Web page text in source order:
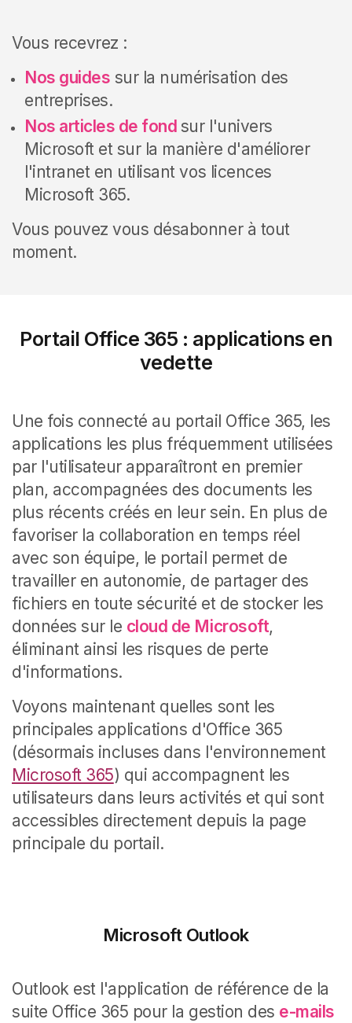
Vous recevrez :
Nos guides sur la numérisation des
entreprises.
Nos articles de fond sur l'univers
Microsoft et sur la manière d'améliorer
l'intranet en utilisant vos licences
Microsoft 365.
Vous pouvez vous désabonner à tout
moment.
Portail Office 365 : applications en
vedette
Une fois connecté au portail Office 365, les
applications les plus fréquemment utilisées
par l'utilisateur apparaîtront en premier
plan, accompagnées des documents les
plus récents créés en leur sein. En plus de
favoriser la collaboration en temps réel
avec son équipe, le portail permet de
travailler en autonomie, de partager des
fichiers en toute sécurité et de stocker les
données sur le cloud de Microsoft,
éliminant ainsi les risques de perte
d'informations.
Voyons maintenant quelles sont les
principales applications d'Office 365
(désormais incluses dans l'environnement
Microsoft 365) qui accompagnent les
utilisateurs dans leurs activités et qui sont
accessibles directement depuis la page
principale du portail.
Microsoft Outlook
Outlook est l'application de référence de la
suite Office 365 pour la gestion des e-mails